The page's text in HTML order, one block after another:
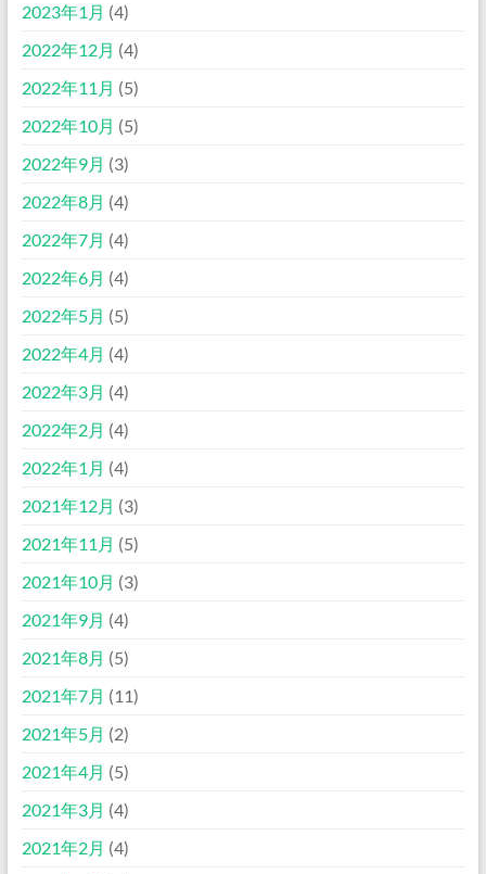
2023年1月 (4)
2022年12月 (4)
2022年11月 (5)
2022年10月 (5)
2022年9月 (3)
2022年8月 (4)
2022年7月 (4)
2022年6月 (4)
2022年5月 (5)
2022年4月 (4)
2022年3月 (4)
2022年2月 (4)
2022年1月 (4)
2021年12月 (3)
2021年11月 (5)
2021年10月 (3)
2021年9月 (4)
2021年8月 (5)
2021年7月 (11)
2021年5月 (2)
2021年4月 (5)
2021年3月 (4)
2021年2月 (4)